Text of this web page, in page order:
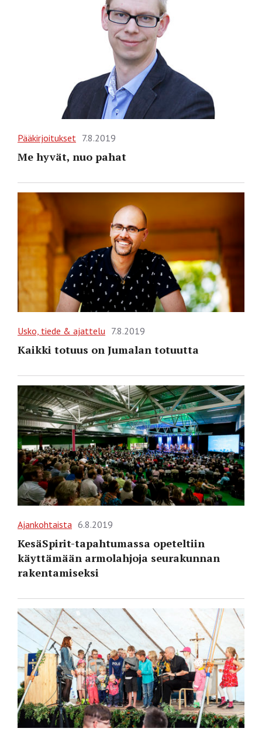
Pääkirjoitukset 7.8.2019
Me hyvät, nuo pahat
Usko, tiede & ajattelu 7.8.2019
Kaikki totuus on Jumalan totuutta
Ajankohtaista 6.8.2019
KesäSpirit-tapahtumassa opeteltiin
käyttämään armolahjoja seurakunnan
rakentamiseksi